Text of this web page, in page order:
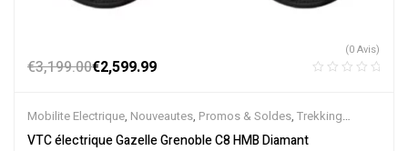
€3,199.00€2,599.99
(0 Avis)
Mobilite Electrique, Nouveautes, Promos & Soldes, Trekking
électrique,Vélo électrique ville,Velos Electriques,VTC Electrique
VTC électrique Gazelle Grenoble C8 HMB Diamant